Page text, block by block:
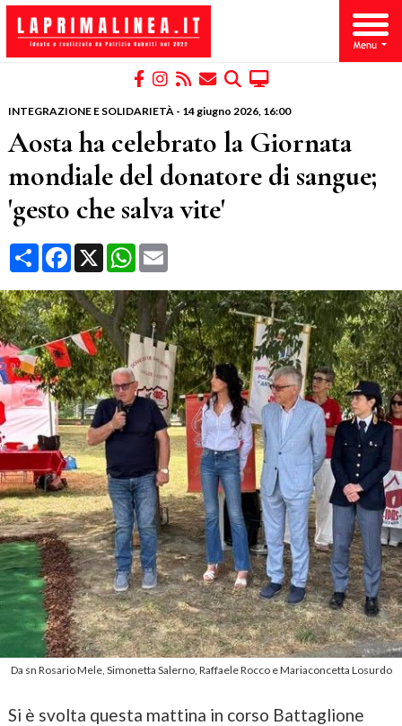
INTEGRAZIONE E SOLIDARIETÀ- 14 giugno 2026, 16:00
Aosta ha celebrato la Giornata
mondiale del donatore di sangue;
'gesto che salva vite'
CondividiFacebook
X WhatsApp
Email
Da sn Rosario Mele, Simonetta Salerno, Raffaele Rocco e Mariaconcetta Losurdo
Si è svolta questa mattina in corso Battaglione